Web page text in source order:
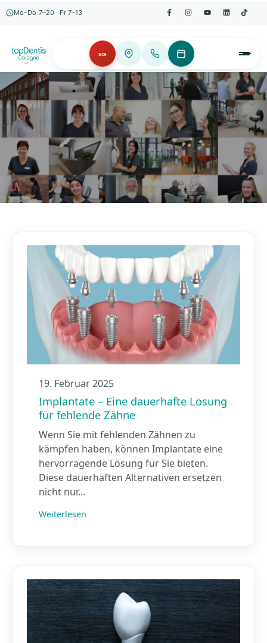
Mo–Do 7–20 · Fr 7–13
SOS
Unser Blog
19. Februar 2025
Implantate – Eine dauerhafte Lösung
für fehlende Zähne
Wenn Sie mit fehlenden Zähnen zu
kämpfen haben, können Implantate eine
hervorragende Lösung für Sie bieten.
Diese dauerhaften Alternativen ersetzen
nicht nur…
Weiterlesen